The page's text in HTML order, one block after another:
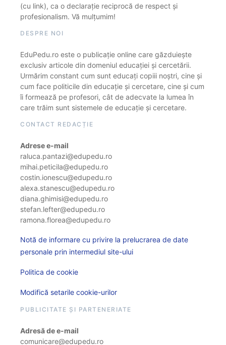
(cu link), ca o declarație reciprocă de respect și
profesionalism. Vă mulțumim!
DESPRE NOI
EduPedu.ro este o publicație online care găzduiește
exclusiv articole din domeniul educației și cercetării.
Urmărim constant cum sunt educați copiii noștri, cine și
cum face politicile din educație și cercetare, cine și cum
îi formează pe profesori, cât de adecvate la lumea în
care trăim sunt sistemele de educație și cercetare.
CONTACT REDACȚIE
Adrese e-mail
raluca.pantazi@edupedu.ro
mihai.peticila@edupedu.ro
costin.ionescu@edupedu.ro
alexa.stanescu@edupedu.ro
diana.ghimisi@edupedu.ro
stefan.lefter@edupedu.ro
ramona.florea@edupedu.ro
Notă de informare cu privire la prelucrarea de date
personale prin intermediul site-ului
Politica de cookie
Modifică setarile cookie-urilor
PUBLICITATE ȘI PARTENERIATE
Adresă de e-mail
comunicare@edupedu.ro